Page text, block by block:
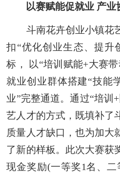
以赛赋能促就业 产业
斗南花卉创业小镇花
扣“优化创业生态、提升
标， 以“培训赋能+大赛
就业创业群体搭建“技能
业”完整通道。通过“培训
艺人才的方式，既填补了
质量人才缺口，也为加大
了新的样板。此次大赛获
现金奖励(一等奖1名、